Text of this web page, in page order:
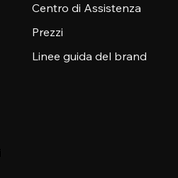
Centro di Assistenza
Prezzi
Linee guida del brand